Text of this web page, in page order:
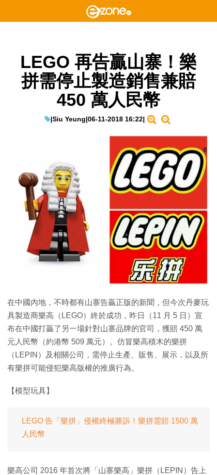
LEGO 再告贏山寨！樂
拼需停止製造銷售兼賠
450 萬人民幣
|Siu Yeung|06-11-2018 16:22|
在中國內地，不時都有山寨告贏正版的新聞，但今次丹麥玩
具製造商樂高（LEGO）終於成功，昨日（11 月 5 日）宣
布在中國打贏了另一場針對山寨品牌的官司，獲賠 450 萬
元人民幣（約港幣 509 萬元）。仿冒樂高積木的樂拼
（LEPIN）及相關公司，需停止生產、販售、展示，以及所
有樂拼可能侵犯樂高版權的推廣行為。
【模型玩具】
LEGO 告「樂拼」侵權終極勝訴！樂拼需賠 1500 萬
人民幣
樂高公司 2016 年首次將「山寨樂高」樂拼（LEPIN）告上